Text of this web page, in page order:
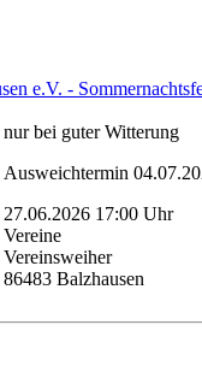
e.V. -
nur bei guter Witterung
Ausweichtermin
27.06.2026 17:00 Uhr
Vereine
Vereinsweiher
86483 Balzhausen